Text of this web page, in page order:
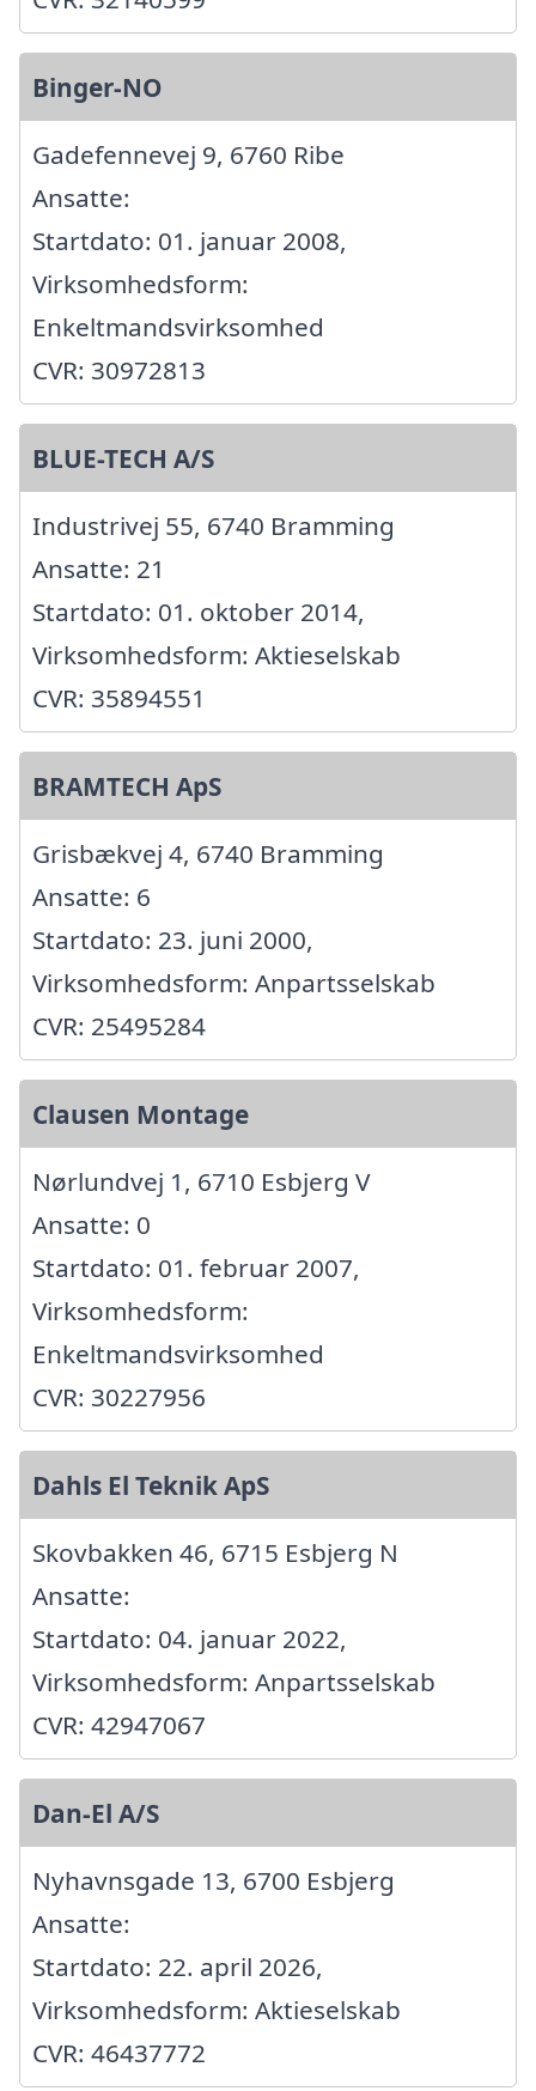
Binger-NO
Gadefennevej 9, 6760 Ribe
Ansatte:
Startdato: 01. januar 2008,
Virksomhedsform:
Enkeltmandsvirksomhed
CVR: 30972813
BLUE-TECH A/S
Industrivej 55, 6740 Bramming
Ansatte: 21
Startdato: 01. oktober 2014,
Virksomhedsform: Aktieselskab
CVR: 35894551
BRAMTECH ApS
Grisbækvej 4, 6740 Bramming
Ansatte: 6
Startdato: 23. juni 2000,
Virksomhedsform: Anpartsselskab
CVR: 25495284
Clausen Montage
Nørlundvej 1, 6710 Esbjerg V
Ansatte: 0
Startdato: 01. februar 2007,
Virksomhedsform:
Enkeltmandsvirksomhed
CVR: 30227956
Dahls El Teknik ApS
Skovbakken 46, 6715 Esbjerg N
Ansatte:
Startdato: 04. januar 2022,
Virksomhedsform: Anpartsselskab
CVR: 42947067
Dan-El A/S
Nyhavnsgade 13, 6700 Esbjerg
Ansatte:
Startdato: 22. april 2026,
Virksomhedsform: Aktieselskab
CVR: 46437772